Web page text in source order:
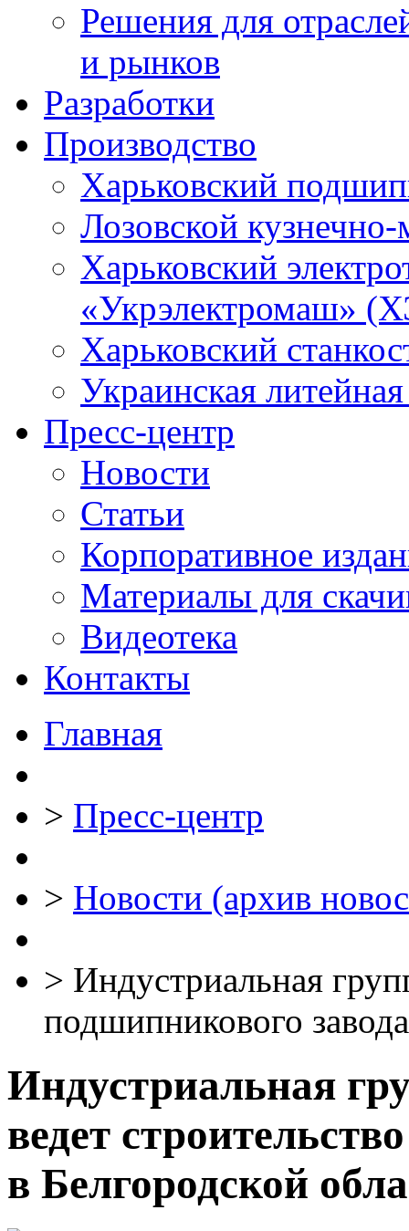
Решения для
и рынков
Разработки
Производство
Харьковский
Лозовской
Харьковский
«Укрэлектромаш»
Харьковский
Украинская
Пресс-центр
Новости
Статьи
Корпоративное
Материалы для
Видеотека
Контакты
Главная
> Пресс-центр
> Новости (архив
> Индустриальная
подшипникового
Индустриальная
ведет
в Белгородской